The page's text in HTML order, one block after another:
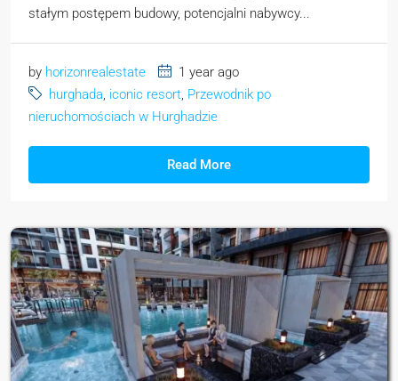
stałym postępem budowy, potencjalni nabywcy...
by horizonrealestate
1 year ago
hurghada, iconic resort, Przewodnik po
nieruchomościach w Hurghadzie
Read More